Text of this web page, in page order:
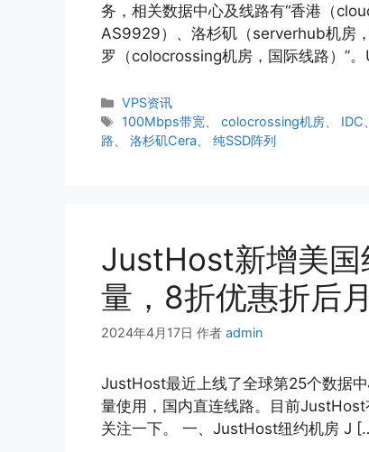
务，相关数据中心及线路有“香港（
AS9929）、洛杉矶（serverhub机房
罗（colocrossing机房，国际线路）”
分
类
VPS资讯
标
签
100Mbps带宽、colocrossing机房、 IDC
路、 洛杉矶Cera、 纯SSD阵列
JustHost新增美
量，8折优惠折后
2024年4月17日 作者 admin
JustHost最近上线了全球第25个数据
量使用，国内直连线路。目前
关注一下。 一、JustHost纽约机房 J